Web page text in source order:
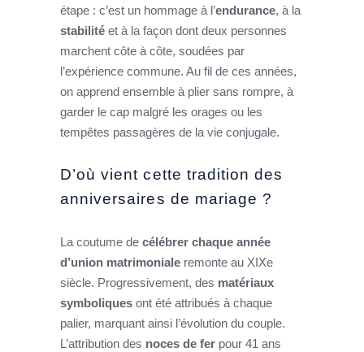
étape : c’est un hommage à l’endurance, à la
stabilité et à la façon dont deux personnes
marchent côte à côte, soudées par
l’expérience commune. Au fil de ces années,
on apprend ensemble à plier sans rompre, à
garder le cap malgré les orages ou les
tempêtes passagères de la vie conjugale.
D’où vient cette tradition des
anniversaires de mariage ?
La coutume de célébrer chaque année
d’union matrimoniale remonte au XIXe
siècle. Progressivement, des matériaux
symboliques ont été attribués à chaque
palier, marquant ainsi l’évolution du couple.
L’attribution des noces de fer pour 41 ans